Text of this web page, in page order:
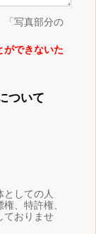
「写真部分の
できないた
ついて
しての人
、特許権、
ておりませ